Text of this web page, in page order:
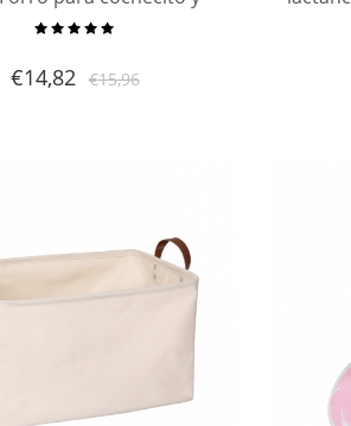
de carro, Cojín de cojín
€14,82 €15,96